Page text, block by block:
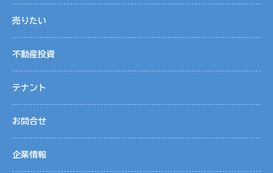
売りたい
不動産投資
テナント
お問合せ
企業情報